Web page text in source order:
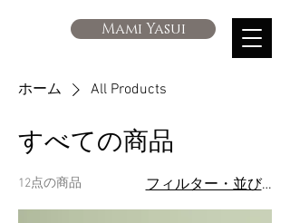
Mami Yasui
ホーム All Products
すべての商品
12点の商品 フィルター・並び替え